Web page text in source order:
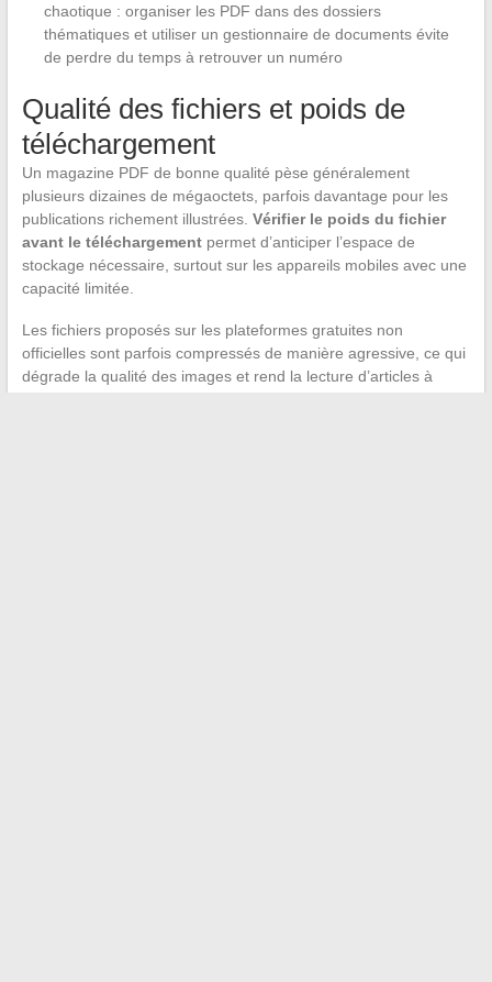
chaotique : organiser les PDF dans des dossiers
thématiques et utiliser un gestionnaire de documents évite
de perdre du temps à retrouver un numéro
Qualité des fichiers et poids de
téléchargement
Un magazine PDF de bonne qualité pèse généralement
plusieurs dizaines de mégaoctets, parfois davantage pour les
publications richement illustrées. Vérifier le poids du fichier
avant le téléchargementpermet d’anticiper l’espace de
stockage nécessaire, surtout sur les appareils mobiles avec une
capacité limitée.
Les fichiers proposés sur les plateformes gratuites non
officielles sont parfois compressés de manière agressive, ce qui
dégrade la qualité des images et rend la lecture d’articles à